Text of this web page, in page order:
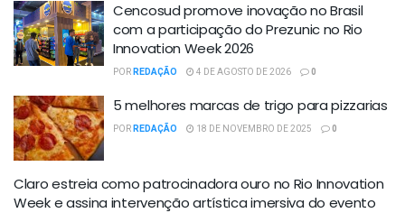
Cencosud promove inovação no Brasil
com a participação do Prezunic no Rio
Innovation Week 2026
PORREDAÇÃO 4 DE AGOSTO DE 2026 0
5 melhores marcas de trigo para pizzarias
PORREDAÇÃO 18 DE NOVEMBRO DE 2025 0
Claro estreia como patrocinadora ouro no Rio Innovation
Week e assina intervenção artística imersiva do evento